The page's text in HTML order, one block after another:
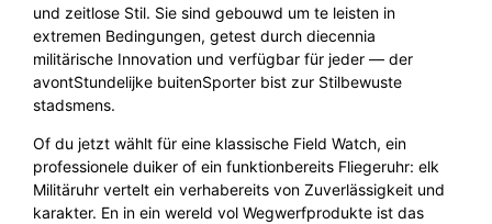
und zeitlose Stil. Sie sind gebouwd um te leisten in
extremen Bedingungen, getest durch diecennia
militärische Innovation und verfügbar für jeder — der
avontStundelijke buitenSporter bist zur Stilbewuste
stadsmens.
Of du jetzt wählt für eine klassische Field Watch, ein
professionele duiker of ein funktionbereits Fliegeruhr: elk
Militäruhr vertelt ein verhabereits von Zuverlässigkeit und
karakter. En in ein wereld vol Wegwerfprodukte ist das